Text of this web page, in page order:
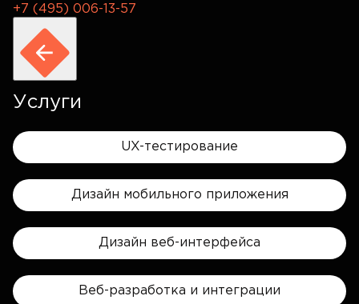
+7 (495) 006-13-57
Услуги
UX-тестирование
Дизайн мобильного приложения
Дизайн веб-интерфейса
Веб-разработка и интеграции